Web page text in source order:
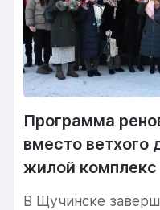
Программа
вместо ветхого
жилой комплекс
В Щучинске